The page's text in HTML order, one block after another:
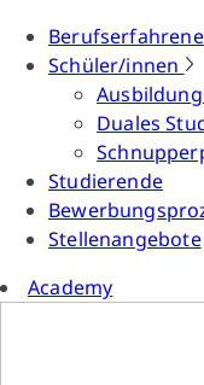
Schüler/innen
Ausbildung
Duales
Studierende
Stellenangebote
Academy